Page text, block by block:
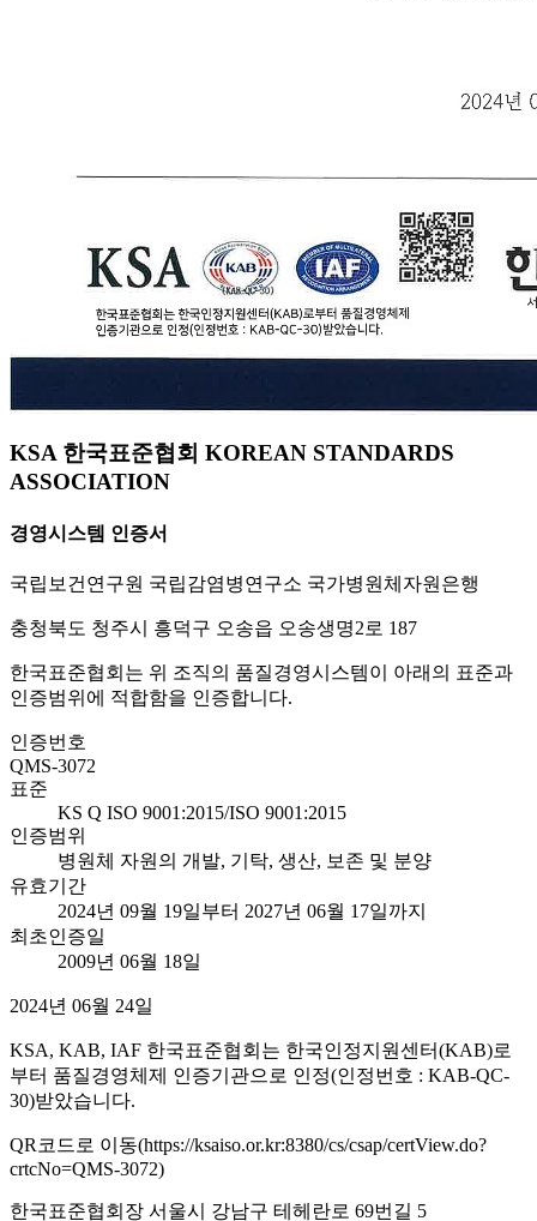
KSA 한국표준협회 KOREAN STANDARDS
ASSOCIATION
경영시스템 인증서
국립보건연구원 국립감염병연구소 국가병원체자원은행
충청북도 청주시 흥덕구 오송읍 오송생명2로 187
한국표준협회는 위 조직의 품질경영시스템이 아래의 표준과
인증범위에 적합함을 인증합니다.
인증번호
QMS-3072
표준
KS Q ISO 9001:2015/ISO 9001:2015
인증범위
병원체 자원의 개발, 기탁, 생산, 보존 및 분양
유효기간
2024년 09월 19일부터 2027년 06월 17일까지
최초인증일
2009년 06월 18일
2024년 06월 24일
KSA, KAB, IAF 한국표준협회는 한국인정지원센터(KAB)로
부터 품질경영체제 인증기관으로 인정(인정번호 : KAB-QC-
30)받았습니다.
QR코드로 이동(https://ksaiso.or.kr:8380/cs/csap/certView.do?
crtcNo=QMS-3072)
한국표준협회장 서울시 강남구 테헤란로 69번길 5